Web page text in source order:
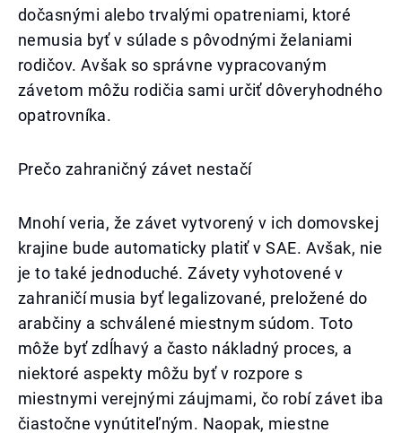
dočasnými alebo trvalými opatreniami, ktoré
nemusia byť v súlade s pôvodnými želaniami
rodičov. Avšak so správne vypracovaným
závetom môžu rodičia sami určiť dôveryhodného
opatrovníka.
Prečo zahraničný závet nestačí
Mnohí veria, že závet vytvorený v ich domovskej
krajine bude automaticky platiť v SAE. Avšak, nie
je to také jednoduché. Závety vyhotovené v
zahraničí musia byť legalizované, preložené do
arabčiny a schválené miestnym súdom. Toto
môže byť zdĺhavý a často nákladný proces, a
niektoré aspekty môžu byť v rozpore s
miestnymi verejnými záujmami, čo robí závet iba
čiastočne vynútiteľným. Naopak, miestne